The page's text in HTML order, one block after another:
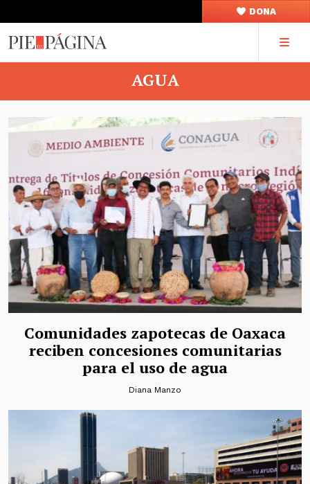
DONA
AGUA
Comunidades zapotecas de Oaxaca
reciben concesiones comunitarias
para el uso de agua
Diana Manzo